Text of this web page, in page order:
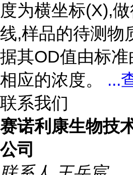
度为横坐标(X),
线,样品的待测物
据其OD值由标准
相应的浓度。 ...
联系我们
赛诺利康生物技
公司